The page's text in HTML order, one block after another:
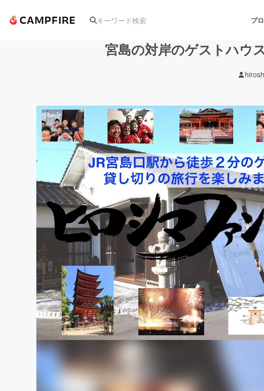
プ
アート・写真
テクノロジー・ガジェット ゲーム
映像・映画 書籍・
ビジネス・起業 チャレ
まちづくり・地域活性化
宮島の対岸のゲストハウ